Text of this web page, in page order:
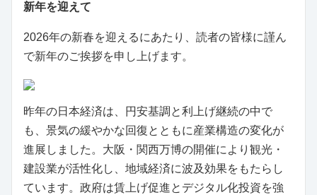
新年を迎えて
2026年の新春を迎えるにあたり、読者の皆様に謹ん
で新年のご挨拶を申し上げます。
昨年の日本経済は、円安基調と利上げ継続の中で
も、景気の緩やかな回復とともに産業構造の変化が
進展しました。大阪・関西万博の開催により観光・
建設業が活性化し、地域経済に波及効果をもたらし
ています。政府は賃上げ促進とデジタル化投資を強